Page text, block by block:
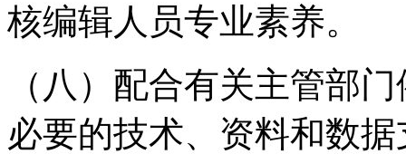
核编辑人员专业素养。
（八）配合有关主管部
必要的技术、资料和数